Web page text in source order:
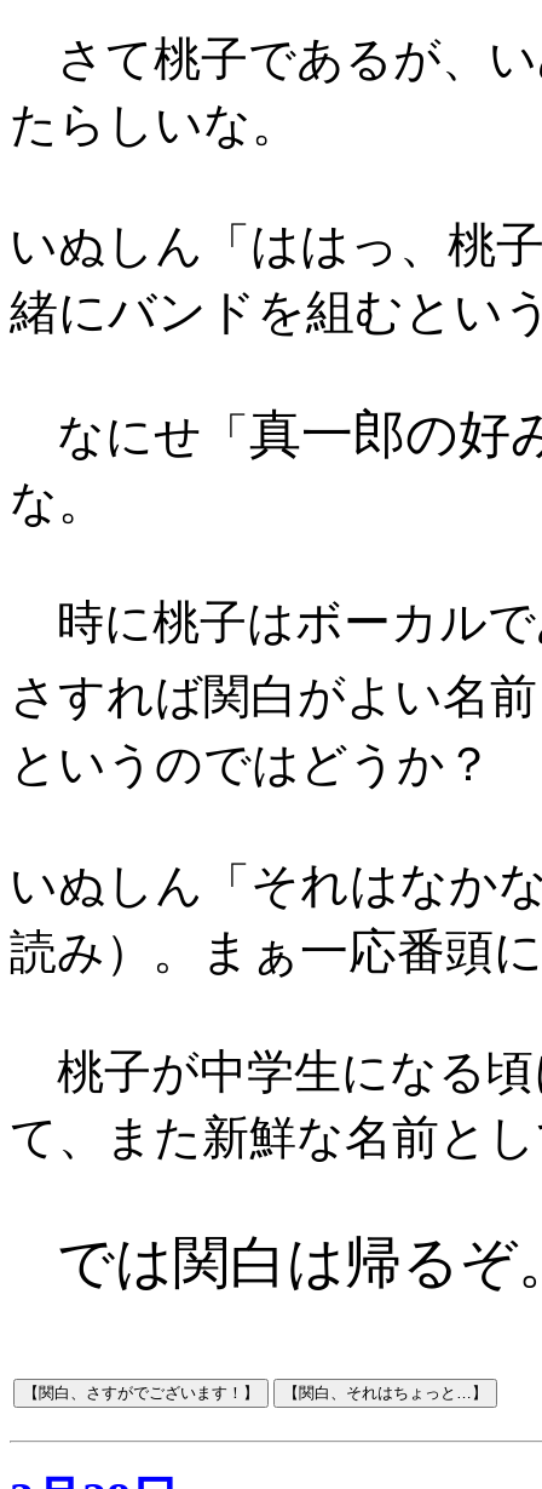
さて桃子であるが、
たらしいな。
いぬしん「 ははっ、桃
緒にバンドを組むとい
なにせ「 真一郎の好
な。
時に桃子はボーカル
さすれば関白がよい名
というのではどうか？
いぬしん「 それはなか
読み） 。まぁ一応番頭
桃子が中学生になる
て、また新鮮な名前と
では関白は帰るぞ